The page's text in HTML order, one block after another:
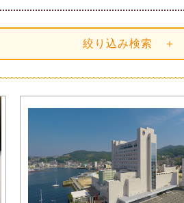
絞り込み検索 ＋